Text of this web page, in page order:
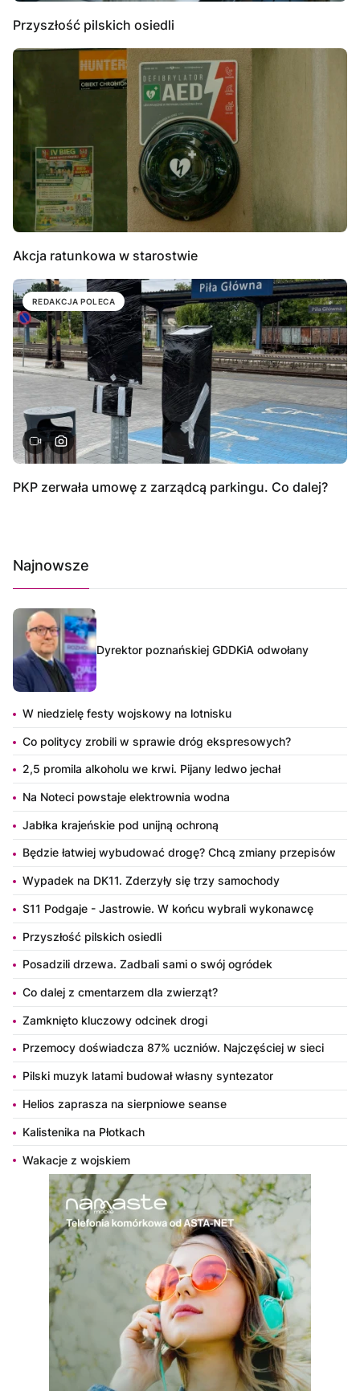
Przyszłość pilskich osiedli
Akcja ratunkowa w starostwie
REDAKCJA POLECA
PKP zerwała umowę z zarządcą parkingu. Co dalej?
Najnowsze
Dyrektor poznańskiej GDDKiA odwołany
W niedzielę festy wojskowy na lotnisku
Co politycy zrobili w sprawie dróg ekspresowych?
2,5 promila alkoholu we krwi. Pijany ledwo jechał
Na Noteci powstaje elektrownia wodna
Jabłka krajeńskie pod unijną ochroną
Będzie łatwiej wybudować drogę? Chcą zmiany przepisów
Wypadek na DK11. Zderzyły się trzy samochody
S11 Podgaje - Jastrowie. W końcu wybrali wykonawcę
Przyszłość pilskich osiedli
Posadzili drzewa. Zadbali sami o swój ogródek
Co dalej z cmentarzem dla zwierząt?
Zamknięto kluczowy odcinek drogi
Przemocy doświadcza 87% uczniów. Najczęściej w sieci
Pilski muzyk latami budował własny syntezator
Helios zaprasza na sierpniowe seanse
Kalistenika na Płotkach
Wakacje z wojskiem